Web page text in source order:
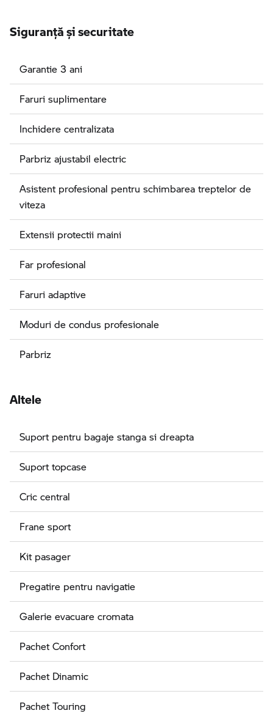
Siguranţă şi securitate
Garantie 3 ani
Faruri suplimentare
Inchidere centralizata
Parbriz ajustabil electric
Asistent profesional pentru schimbarea treptelor de
viteza
Extensii protectii maini
Far profesional
Faruri adaptive
Moduri de condus profesionale
Parbriz
Altele
Suport pentru bagaje stanga si dreapta
Suport topcase
Cric central
Frane sport
Kit pasager
Pregatire pentru navigatie
Galerie evacuare cromata
Pachet Confort
Pachet Dinamic
Pachet Touring